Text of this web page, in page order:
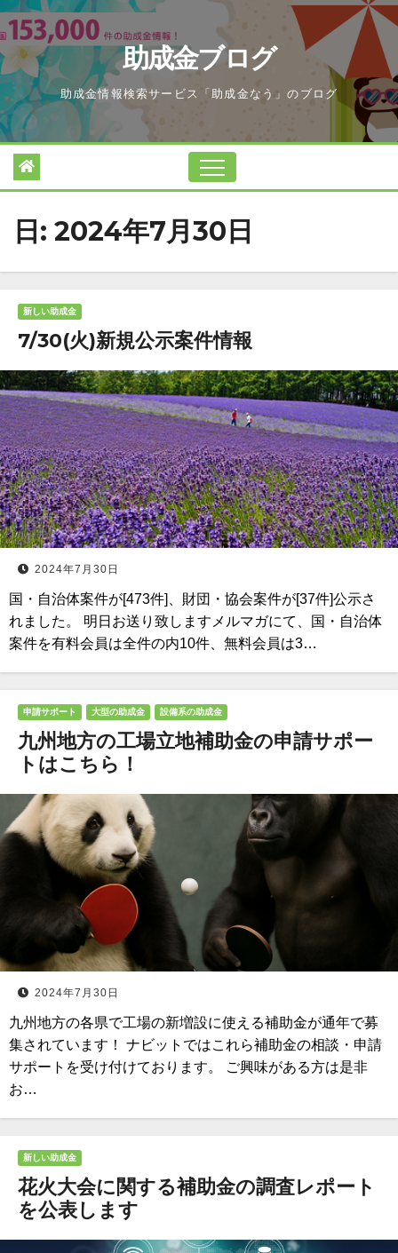
Skip
to
content
助成金ブログ
助成金情報検索サービス「助成金なう」のブログ
日: 2024年7月30日
新しい助成金
7/30(火)新規公示案件情報
2024年7月30日
国・自治体案件が[473件]、財団・協会案件が[37件]公示さ
れました。 明日お送り致しますメルマガにて、国・自治体
案件を有料会員は全件の内10件、無料会員は3…
申請サポート 大型の助成金 設備系の助成金
九州地方の工場立地補助金の申請サポー
トはこちら！
2024年7月30日
九州地方の各県で工場の新増設に使える補助金が通年で募
集されています！ ナビットではこれら補助金の相談・申請
サポートを受け付けております。 ご興味がある方は是非
お…
新しい助成金
花火大会に関する補助金の調査レポート
を公表します